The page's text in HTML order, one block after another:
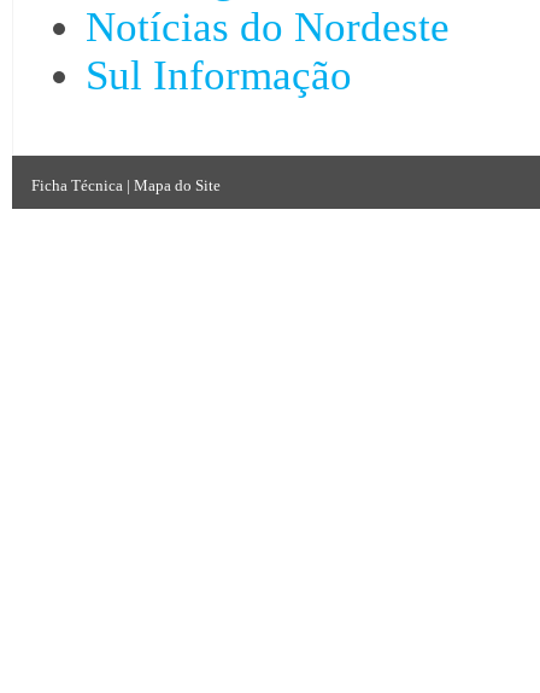
Notícias do Nordeste
Sul Informação
Ficha Técnica | Mapa do Site